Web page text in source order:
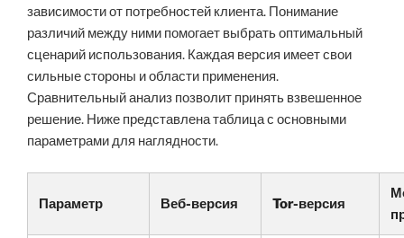
зависимости от потребностей клиента. Понимание
различий между ними помогает выбрать оптимальный
сценарий использования. Каждая версия имеет свои
сильные стороны и области применения.
Сравнительный анализ позволит принять взвешенное
решение. Ниже представлена таблица с основными
параметрами для наглядности.
Параметр Веб-версия Tor-версия